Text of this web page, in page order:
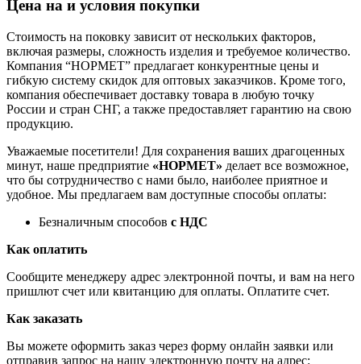
Цена на и условия покупки
Стоимость на поковку зависит от нескольких факторов,
включая размеры, сложность изделия и требуемое количество.
Компания “НОРМЕТ” предлагает конкурентные цены и
гибкую систему скидок для оптовых заказчиков. Кроме того,
компания обеспечивает доставку товара в любую точку
России и стран СНГ, а также предоставляет гарантию на свою
продукцию.
Уважаемые посетители! Для сохранения ваших драгоценных
минут, наше предприятие «НОРМЕТ» делает все возможное,
что бы сотрудничество с нами было, наиболее приятное и
удобное. Мы предлагаем вам доступные способы оплаты:
Безналичным способов с НДС
Как оплатить
Сообщите менеджеру адрес электронной почты, и вам на него
пришлют счет или квитанцию для оплаты. Оплатите счет.
Как заказать
Вы можете оформить заказ через форму онлайн заявки или
отправив запрос на нашу электронную почту на адрес: